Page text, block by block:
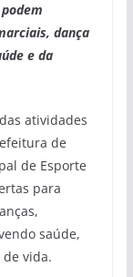
dança
e da
atividades
de
de Esporte
para
saúde,
vida.